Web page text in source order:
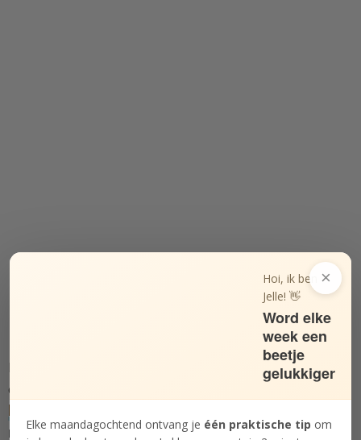
Ben je toe aan meer rust, meer overzicht en meer
eenvoud? In mijn online cursus
leuk
minimaliseren en je leven simpeler te maken
×
Hoi, ik ben
Jelle! 👋
Word elke
week een
beetje
gelukkiger
Elke maandagochtend ontvang je één praktische tip om